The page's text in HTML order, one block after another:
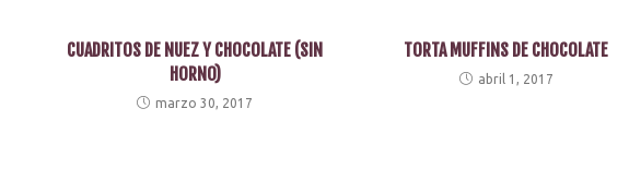
CUADRITOS DE NUEZ Y CHOCOLATE (SIN
HORNO)
marzo 30, 2017
TORTA MUFFINS DE CHOCOLATE
abril 1, 2017